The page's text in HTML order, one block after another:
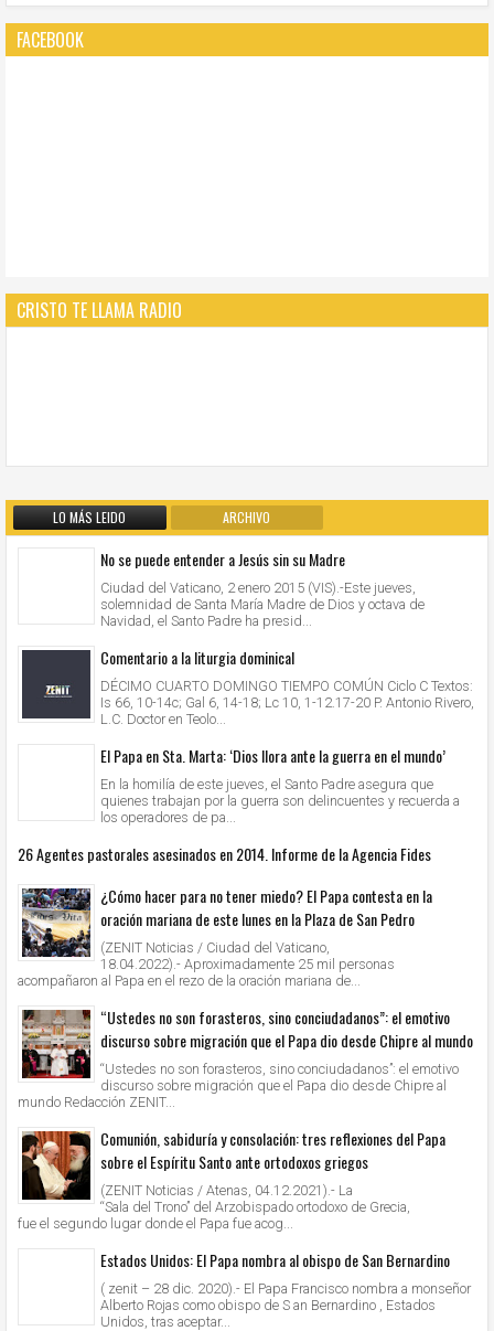
FACEBOOK
CRISTO TE LLAMA RADIO
LO MÁS LEIDO ARCHIVO
No se puede entender a Jesús sin su Madre
Ciudad del Vaticano, 2 enero 2015 (VIS).-Este jueves,
solemnidad de Santa María Madre de Dios y octava de
Navidad, el Santo Padre ha presid...
Comentario a la liturgia dominical
DÉCIMO CUARTO DOMINGO TIEMPO COMÚN Ciclo C Textos:
Is 66, 10-14c; Gal 6, 14-18; Lc 10, 1-12.17-20 P. Antonio Rivero,
L.C. Doctor en Teolo...
El Papa en Sta. Marta: ‘Dios llora ante la guerra en el mundo’
En la homilía de este jueves, el Santo Padre asegura que
quienes trabajan por la guerra son delincuentes y recuerda a
los operadores de pa...
26 Agentes pastorales asesinados en 2014. Informe de la Agencia Fides
¿Cómo hacer para no tener miedo? El Papa contesta en la
oración mariana de este lunes en la Plaza de San Pedro
(ZENIT Noticias / Ciudad del Vaticano,
18.04.2022).- Aproximadamente 25 mil personas
acompañaron al Papa en el rezo de la oración mariana de...
“Ustedes no son forasteros, sino conciudadanos”: el emotivo
discurso sobre migración que el Papa dio desde Chipre al mundo
“Ustedes no son forasteros, sino conciudadanos”: el emotivo
discurso sobre migración que el Papa dio desde Chipre al
mundo Redacción ZENIT...
Comunión, sabiduría y consolación: tres reflexiones del Papa
sobre el Espíritu Santo ante ortodoxos griegos
(ZENIT Noticias / Atenas, 04.12.2021).- La
“Sala del Trono” del Arzobispado ortodoxo de Grecia,
fue el segundo lugar donde el Papa fue acog...
Estados Unidos: El Papa nombra al obispo de San Bernardino
( zenit – 28 dic. 2020).- El Papa Francisco nombra a monseñor
Alberto Rojas como obispo de S an Bernardino , Estados
Unidos, tras aceptar...